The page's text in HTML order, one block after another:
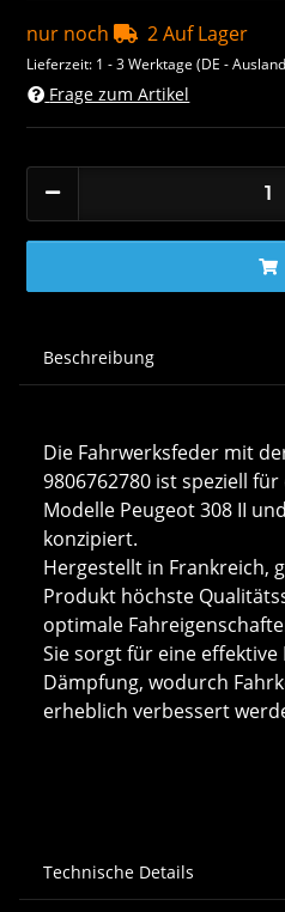
nur noch 2 Auf Lager
Lieferzeit: 1 - 3 Werktage(DE -
Frage zum Artikel
Beschreibung
Die Fahrwerksfeder mit
9806762780 ist speziell
Modelle Peugeot 308 II
konzipiert.
Hergestellt in Frankreich,
Produkt höchste
optimale
Sie sorgt für eine effektive
Dämpfung, wodurch
erheblich verbessert
Technische Details